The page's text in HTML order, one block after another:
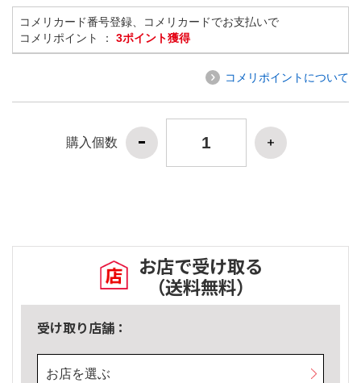
コメリカード番号登録、コメリカードでお支払いで
コメリポイント ： 3ポイント獲得
コメリポイントについて
購入個数
お店で受け取る
（送料無料）
受け取り店舗：
お店を選ぶ